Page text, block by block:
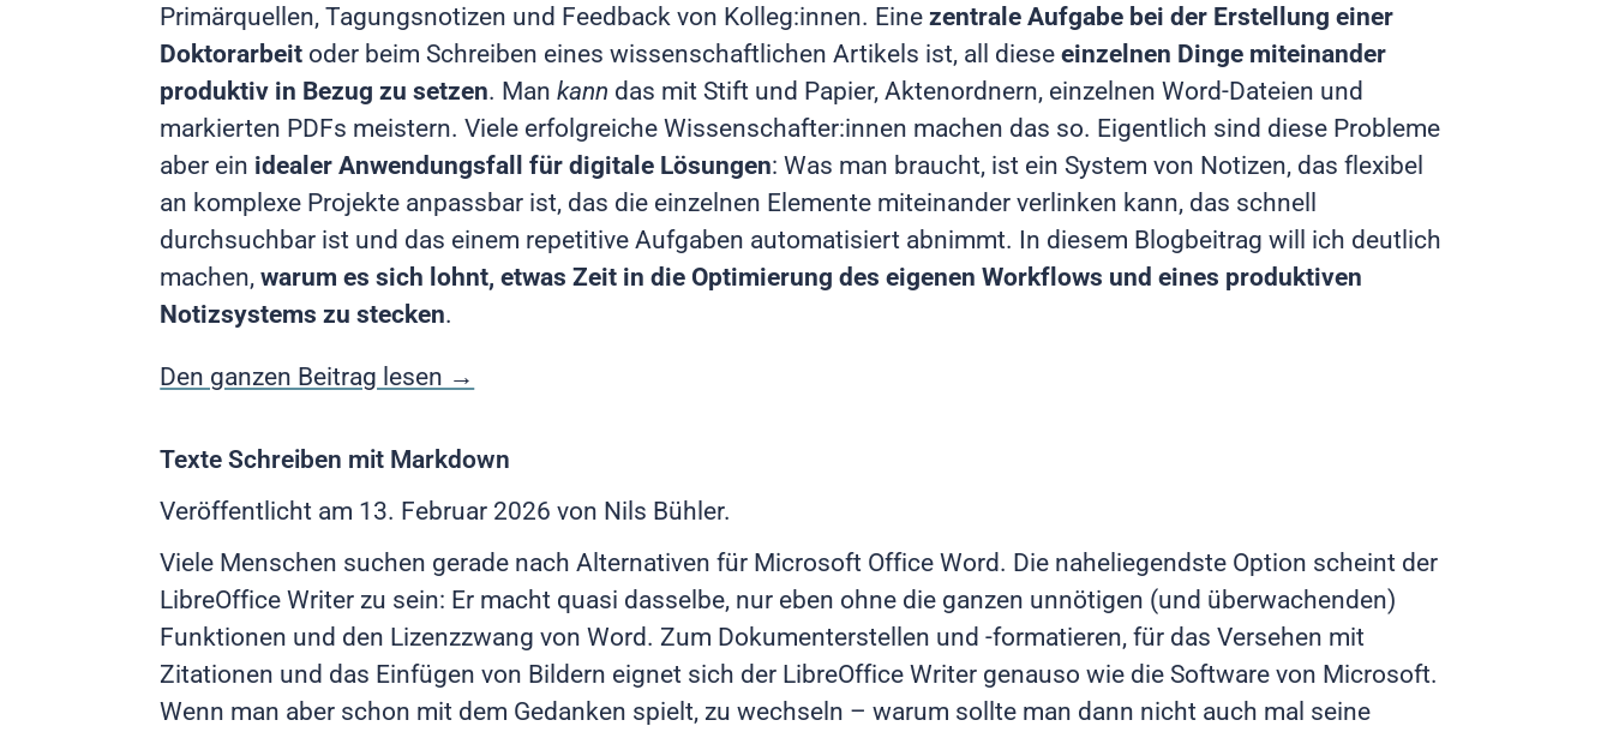
Primärquellen, Tagungsnotizen und Feedback von Kolleg:innen. Einezentrale Aufgabe bei der Erstellung einer
Doktorarbeit oder beim Schreiben eines wissenschaftlichen Artikels ist, all dieseeinzelnen Dinge miteinander
produktiv in Bezug zu setzen. Mankann das mit Stift und Papier, Aktenordnern, einzelnen Word-Dateien und
markierten PDFs meistern. Viele erfolgreiche Wissenschafter:innen machen das so. Eigentlich sind diese Probleme
aber ein idealer Anwendungsfall für digitale Lösungen: Was man braucht, ist ein System von Notizen, das flexibel
an komplexe Projekte anpassbar ist, das die einzelnen Elemente miteinander verlinken kann, das schnell
durchsuchbar ist und das einem repetitive Aufgaben automatisiert abnimmt. In diesem Blogbeitrag will ich deutlich
machen,warum es sich lohnt, etwas Zeit in die Optimierung des eigenen Workflows und eines produktiven
Notizsystems zu stecken.
Den ganzen Beitrag lesen →
Texte Schreiben mit Markdown
Veröffentlicht am 13. Februar 2026 von Nils Bühler.
Viele Menschen suchen gerade nach Alternativen für Microsoft Office Word. Die naheliegendste Option scheint der
LibreOffice Writer zu sein: Er macht quasi dasselbe, nur eben ohne die ganzen unnötigen (und überwachenden)
Funktionen und den Lizenzzwang von Word. Zum Dokumenterstellen und -formatieren, für das Versehen mit
Zitationen und das Einfügen von Bildern eignet sich der LibreOffice Writer genauso wie die Software von Microsoft.
Wenn man aber schon mit dem Gedanken spielt, zu wechseln – warum sollte man dann nicht auch mal seine